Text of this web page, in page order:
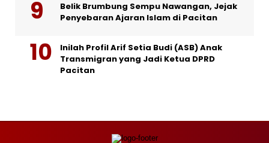
Belik Brumbung Sempu Nawangan, Jejak
Penyebaran Ajaran Islam di Pacitan
Inilah Profil Arif Setia Budi (ASB) Anak
Transmigran yang Jadi Ketua DPRD
Pacitan